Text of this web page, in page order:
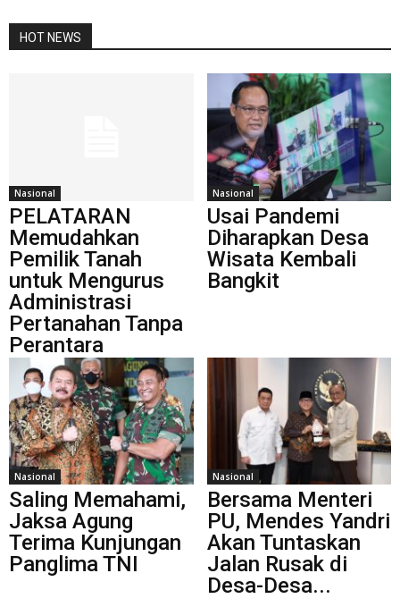
HOT NEWS
Nasional
PELATARAN
Memudahkan
Pemilik Tanah
untuk Mengurus
Administrasi
Pertanahan Tanpa
Perantara
Nasional
Usai Pandemi
Diharapkan Desa
Wisata Kembali
Bangkit
Nasional
Saling Memahami,
Jaksa Agung
Terima Kunjungan
Panglima TNI
Nasional
Bersama Menteri
PU, Mendes Yandri
Akan Tuntaskan
Jalan Rusak di
Desa-Desa...